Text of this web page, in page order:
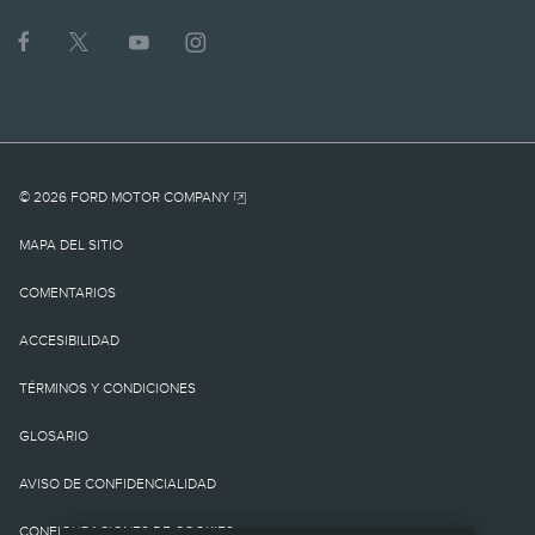
1.
cargo por
destino/entrega como
tampoco cargos o
impuestos
gubernamentales ni
cargos por
financiamiento, cargo de
procesamiento de la
© 2026 FORD MOTOR COMPANY
MAPA DEL SITIO
COMENTARIOS
ACCESIBILIDAD
TÉRMINOS Y CONDICIONES
GLOSARIO
AVISO DE CONFIDENCIALIDAD
CONFIGURACIONES DE COOKIES